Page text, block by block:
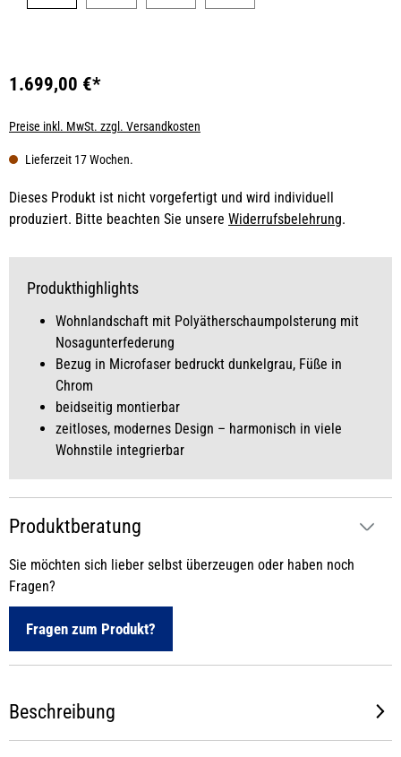
Produkthighlights
Wohnlandschaft mit Polyätherschaumpolsterung mit
Nosagunterfederung
Bezug in Microfaser bedruckt dunkelgrau, Füße in
Chrom
beidseitig montierbar
zeitloses, modernes Design – harmonisch in viele
Wohnstile integrierbar
1.699,00 €*
Preise inkl. MwSt. zzgl. Versandkosten
Lieferzeit 17 Wochen.
Dieses Produkt ist nicht vorgefertigt und wird individuell
produziert. Bitte beachten Sie unsere Widerrufsbelehrung.
Produktberatung
Sie möchten sich lieber selbst überzeugen oder haben noch
Fragen?
Fragen zum Produkt?
Beschreibung